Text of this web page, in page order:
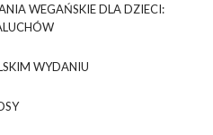
WEGAŃSKIE DLA DZIECI:
WYDANIU